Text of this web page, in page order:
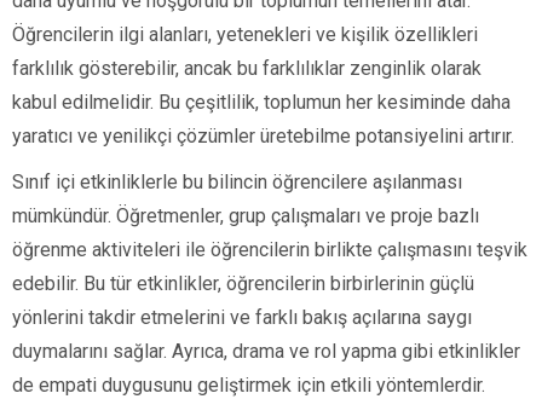
Öğrencilerin ilgi alanları, yetenekleri ve kişilik özellikleri
farklılık gösterebilir, ancak bu farklılıklar zenginlik olarak
kabul edilmelidir. Bu çeşitlilik, toplumun her kesiminde daha
yaratıcı ve yenilikçi çözümler üretebilme potansiyelini artırır.
Sınıf içi etkinliklerle bu bilincin öğrencilere aşılanması
mümkündür. Öğretmenler, grup çalışmaları ve proje bazlı
öğrenme aktiviteleri ile öğrencilerin birlikte çalışmasını teşvik
edebilir. Bu tür etkinlikler, öğrencilerin birbirlerinin güçlü
yönlerini takdir etmelerini ve farklı bakış açılarına saygı
duymalarını sağlar. Ayrıca, drama ve rol yapma gibi etkinlikler
de empati duygusunu geliştirmek için etkili yöntemlerdir.